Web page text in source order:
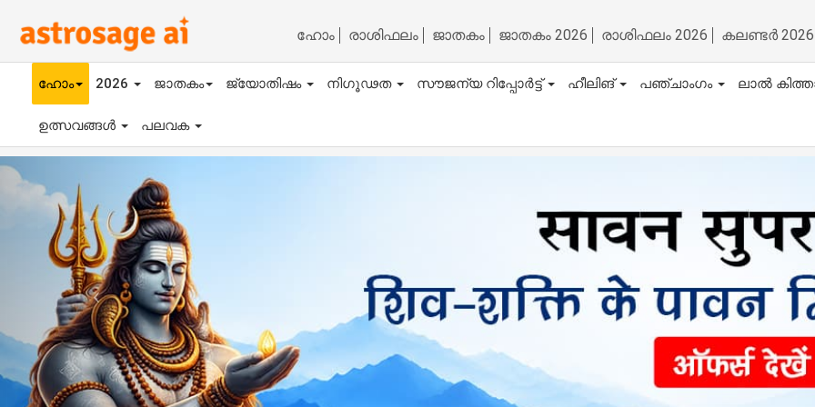
ഹോം രാശിഫലം ജാതകം ജാതകം 2026 രാശിഫലം 2026 കലണ്ടർ 2026
ഹോം 2026 ജാതകം ജ്യോതിഷം നിഗൂഢത സൗജന്യ റിപ്പോർട്ട് ഹീലിങ് പഞ്ചാംഗം ലാൽ
ഉത്സവങ്ങൾ പലവക
Previous